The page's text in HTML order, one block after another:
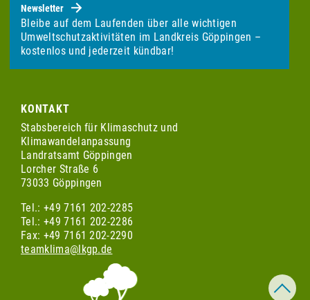
Newsletter
Bleibe auf dem Laufenden über alle wichtigen
Umweltschutzaktivitäten im Landkreis Göppingen –
kostenlos und jederzeit kündbar!
KONTAKT
Stabsbereich für Klimaschutz und
Klimawandelanpassung
Landratsamt Göppingen
Lorcher Straße 6
73033 Göppingen
Tel.: +49 7161 202-2285
Tel.: +49 7161 202-2286
Fax: +49 7161 202-2290
teamklima@lkgp.de